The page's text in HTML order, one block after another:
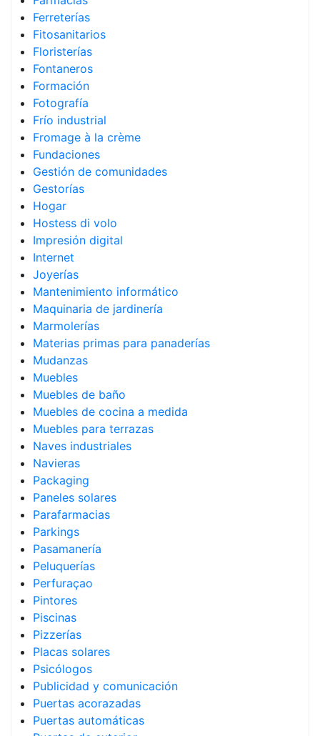
Ferreterías
Fitosanitarios
Floristerías
Fontaneros
Formación
Fotografía
Frío industrial
Fromage à la crème
Fundaciones
Gestión de comunidades
Gestorías
Hogar
Hostess di volo
Impresión digital
Internet
Joyerías
Mantenimiento informático
Maquinaria de jardinería
Marmolerías
Materias primas para panaderías
Mudanzas
Muebles
Muebles de baño
Muebles de cocina a medida
Muebles para terrazas
Naves industriales
Navieras
Packaging
Paneles solares
Parafarmacias
Parkings
Pasamanería
Peluquerías
Perfuraçao
Pintores
Piscinas
Pizzerías
Placas solares
Psicólogos
Publicidad y comunicación
Puertas acorazadas
Puertas automáticas